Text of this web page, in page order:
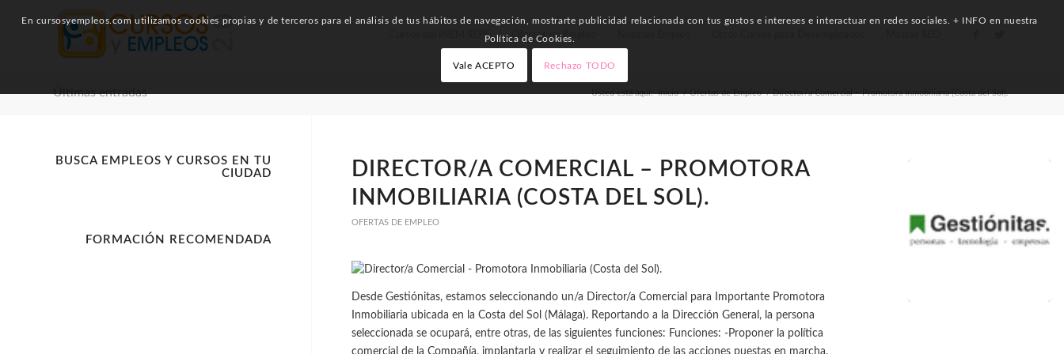
Cursos del INEM SEPE Ofertas de Empleo
Últimas entradas Usted está aquí: Inicio / Ofertas de Empleo / Director/a Comercial – Promotora Inmobiliaria (Costa del Sol).
DIRECTOR/A COMERCIAL – PROMOTORA
INMOBILIARIA (COSTA DEL SOL).
OFERTAS DE EMPLEO
Desde Gestiónitas, estamos seleccionando un/a Director/a Comercial para Importante Promotora
Inmobiliaria ubicada en la Costa del Sol (Málaga). Reportando a la Dirección General, la persona
seleccionada se ocupará, entre otras, de las siguientes funciones: Funciones: -Proponer la política
comercial de la Compañía, implantarla y realizar el seguimiento de las acciones puestas en marcha.
BUSCA EMPLEOS Y CURSOS EN TU
CIUDAD
FORMACIÓN RECOMENDADA
En cursosyempleos.com utilizamos cookies propias y de terceros para el análisis de tus hábitos de navegación, mostrarte publicidad relacionada con tus gustos e intereses e interactuar en redes sociales. + INFO en nuestra
Política de Cookies.
Vale ACEPTO Rechazo TODO